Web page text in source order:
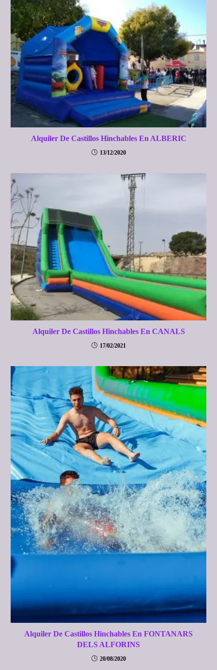
Alquiler De Castillos Hinchables En ALBERIC
13/12/2020
Alquiler De Castillos Hinchables En CANALS
17/02/2021
Alquiler De Castillos Hinchables En FONTANARS
DELS ALFORINS
20/08/2020